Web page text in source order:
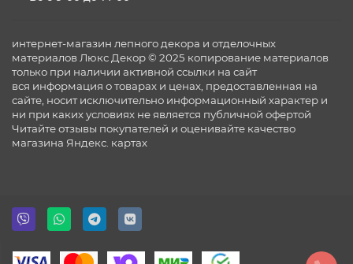
интернет-магазин лепного декора и отделочных
материалов Люкс Декор © 2025 копирование материалов
только при наличии активной ссылки на сайт
вся информация о товарах и ценах, предоставленная на
сайте, носит исключительно информационный характер и
ни при каких условиях не является публичной офертой
Читайте отзывы покупателей и оценивайте качество
магазина Яндекс. картах